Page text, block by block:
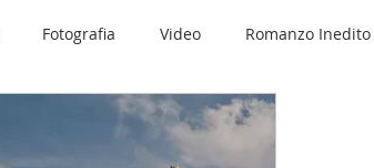
Fotografia Video Romanzo Inedito